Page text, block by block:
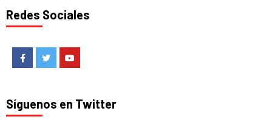
Redes Sociales
FacebookTwitter
Síguenos en Twitter